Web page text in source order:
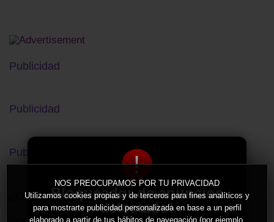
!
Bloqueador de anuncios
detectado!
NOS PREOCUPAMOS POR TU PRIVACIDAD
Utilizamos cookies propias y de terceros para fines analíticos y
para mostrarte publicidad personalizada en base a un perfil
elaborado a partir de tus hábitos de navegación (por ejemplo,
Publicidad
Publicidad
Publicidad